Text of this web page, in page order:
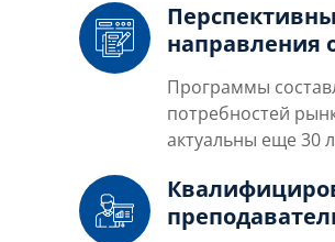
направления
Программы
потребностей
актуальны еще 30